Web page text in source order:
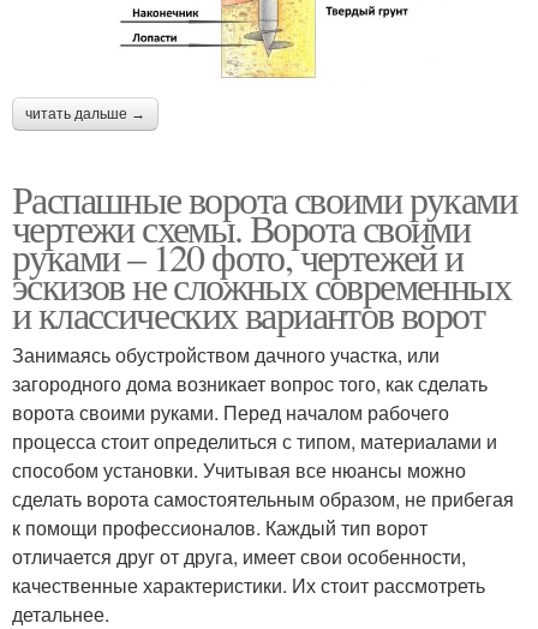
читать дальше →
Распашные ворота своими руками
чертежи схемы. Ворота своими
руками – 120 фото, чертежей и
эскизов не сложных современных
и классических вариантов ворот
Занимаясь обустройством дачного участка, или
загородного дома возникает вопрос того, как сделать
ворота своими руками. Перед началом рабочего
процесса стоит определиться с типом, материалами и
способом установки. Учитывая все нюансы можно
сделать ворота самостоятельным образом, не прибегая
к помощи профессионалов. Каждый тип ворот
отличается друг от друга, имеет свои особенности,
качественные характеристики. Их стоит рассмотреть
детальнее.